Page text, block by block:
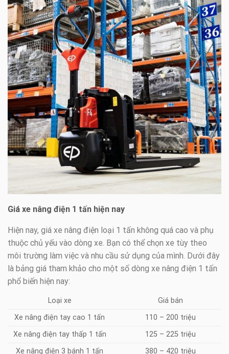
Giá xe nâng điện 1 tấn hiện nay
Hiện nay, giá xe nâng điện loại 1 tấn không quá cao và phụ
thuộc chủ yếu vào dòng xe. Bạn có thể chọn xe tùy theo
môi trường làm việc và nhu cầu sử dụng của mình. Dưới đây
là bảng giá tham khảo cho một số dòng xe nâng điện 1 tấn
phổ biến hiện nay:
Loại xe
Giá bán
Xe nâng điện tay cao 1 tấn
110 – 200 triệu
Xe nâng điện tay thấp 1 tấn
125 – 225 triệu
Xe nâng điện 3 bánh 1 tấn
380 – 420 triệu